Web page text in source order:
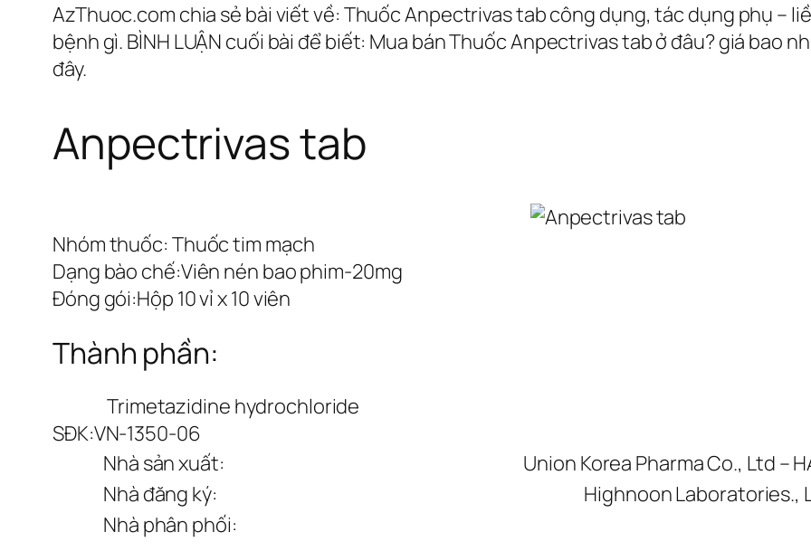
AzThuoc.com chia sẻ bài viết về: Thuốc Anpectrivas tab công dụng, tác dụng phụ –
bệnh gì. BÌNH LUẬN cuối bài để biết: Mua bán Thuốc Anpectrivas tab ở đâu? giá bao
đây.
Anpectrivas tab
Nhóm thuốc: Thuốc tim mạch
Dạng bào chế:Viên nén bao phim-20mg
Đóng gói:Hộp 10 vỉ x 10 viên
Thành phần:
Trimetazidine hydrochloride
SĐK:VN-1350-06
Nhà sản xuất:
Union Korea Pharma Co., Ltd –
Nhà đăng ký:
Highnoon Laboratories.,
Nhà phân phối: